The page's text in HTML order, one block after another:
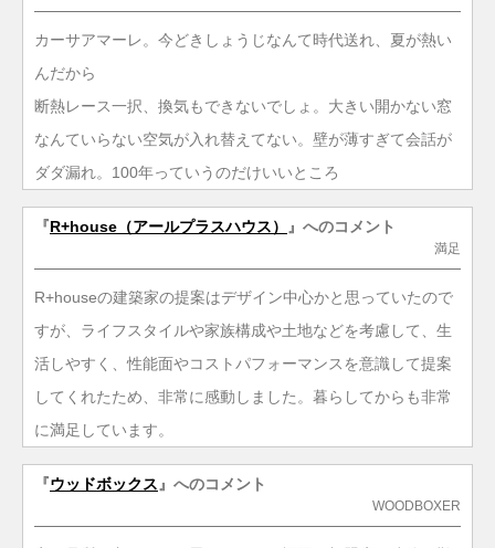
カーサアマーレ。今どきしょうじなんて時代送れ、夏が熱い
んだから
断熱レース一択、換気もできないでしょ。大きい開かない窓
なんていらない空気が入れ替えてない。壁が薄すぎて会話が
ダダ漏れ。100年っていうのだけいいところ
『R+house（アールプラスハウス） 』へのコメント
満足
R+houseの建築家の提案はデザイン中心かと思っていたので
すが、ライフスタイルや家族構成や土地などを考慮して、生
活しやすく、性能面やコストパフォーマンスを意識して提案
してくれたため、非常に感動しました。暮らしてからも非常
に満足しています。
『ウッドボックス 』へのコメント
WOODBOXER